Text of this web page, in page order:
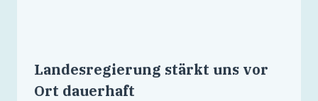
Landesregierung stärkt uns vor
Ort dauerhaft